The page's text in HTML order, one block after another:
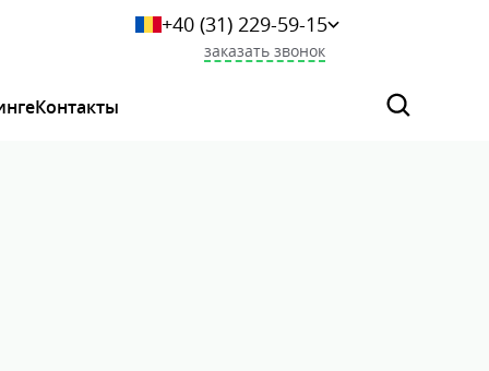
+40 (31) 229-59-15
+359 249-044-46
заказать звонок
Контакты